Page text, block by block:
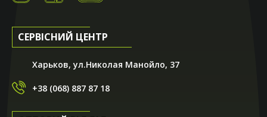
СЕРВІСНИЙ ЦЕНТР
Харьков, ул.Николая Манойло, 37
+38 (068) 887 87 18